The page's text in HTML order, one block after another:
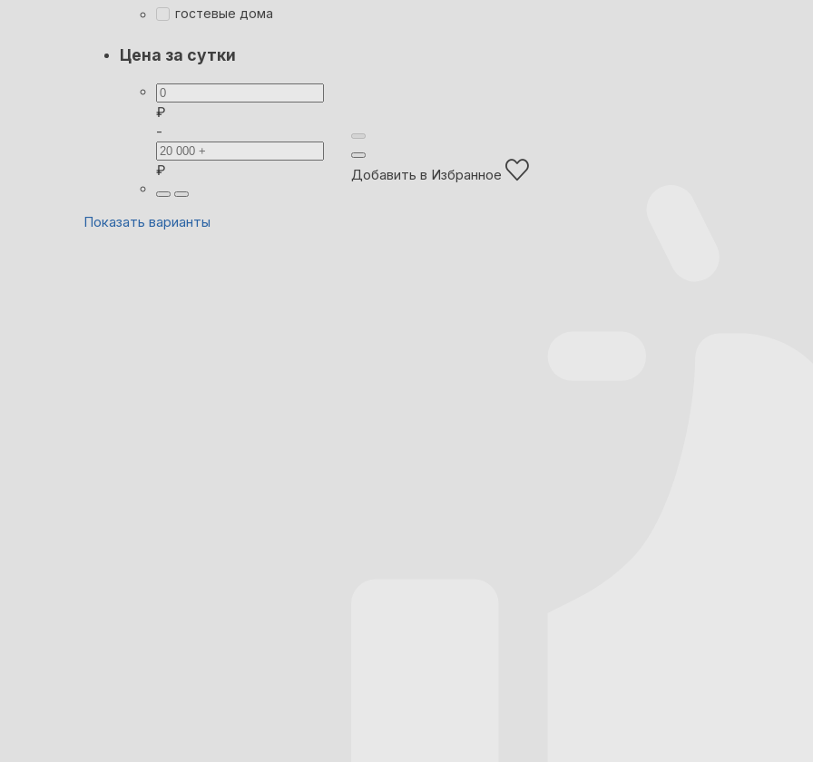
гостевые дома
Цена за сутки
₽
-
₽
Показать варианты
Добавить в Избранное